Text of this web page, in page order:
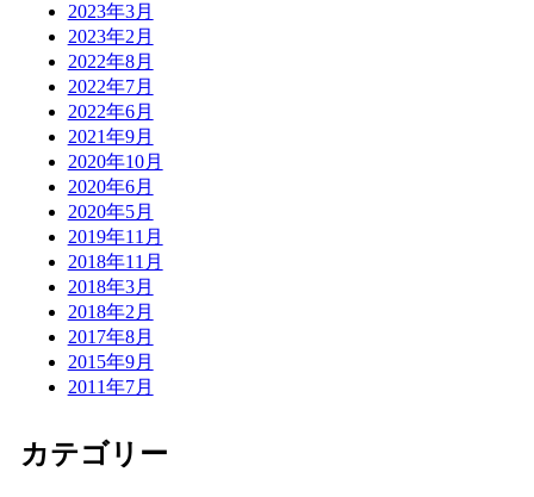
2023年3月
2023年2月
2022年8月
2022年7月
2022年6月
2021年9月
2020年10月
2020年6月
2020年5月
2019年11月
2018年11月
2018年3月
2018年2月
2017年8月
2015年9月
2011年7月
カテゴリー